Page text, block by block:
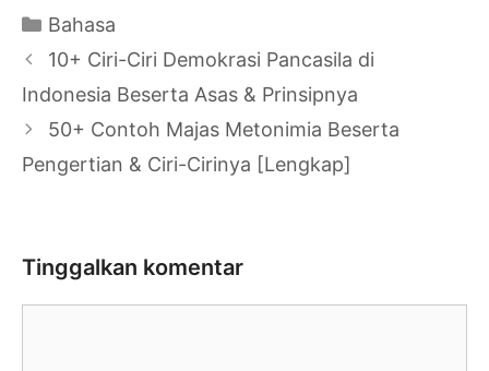
Kategori
Bahasa
Navigasi
Tulisan
10+ Ciri-Ciri Demokrasi Pancasila di
Indonesia Beserta Asas & Prinsipnya
50+ Contoh Majas Metonimia Beserta
Pengertian & Ciri-Cirinya [Lengkap]
Tinggalkan komentar